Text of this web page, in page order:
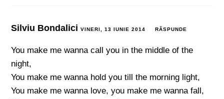
Silviu BondaliciVINERI, 13 IUNIE 2014 RĂSPUNDE
You make me wanna call you in the middle of the
night,
You make me wanna hold you till the morning light,
You make me wanna love, you make me wanna fall,